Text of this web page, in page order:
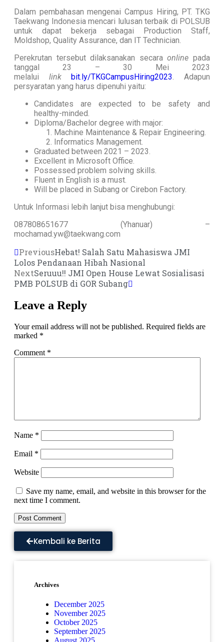
Dalam pembahasan mengenai Campus Hiring, PT. TKG
Taekwang Indonesia mencari lulusan terbaik di POLSUB
untuk dapat bekerja sebagai Production Staff,
Moldshop, Quality Assurance, dan IT Technician.
Perekrutan tersebut dilaksanakan secaraonlinepada
tanggal 23 – 30 Mei 2023
melalui link bit.ly/TKGCampusHiring2023. Adapun
persyaratan yang harus dipenuhi yaitu:
Candidates are expected to be safety and
healthy-minded.
Diploma/Bachelor degree with major:
Machine Maintenance & Repair Engineering.
Informatics Management.
Graduated between 2021 – 2023.
Excellent in Microsoft Office.
Possessed problem solving skills.
Fluent in English is a must.
Will be placed in Subang or Cirebon Factory.
Untuk Informasi lebih lanjut bisa menghubungi:
087808651677 (Yhanuar) –
mochamad.yw@taekwang.com
PreviousHebat! Salah Satu Mahasiswa JMI
Lolos Pendanaan Hibah Nasional
NextSeruuu!! JMI Open House Lewat Sosialisasi
PMB POLSUB di GOR Subang
Leave a Reply
Your email address will not be published. Required fields are
marked *
Comment *
Name *
Email *
Website
Save my name, email, and website in this browser for the
next time I comment.
Kembali ke Berita
Archives
December 2025
November 2025
October 2025
September 2025